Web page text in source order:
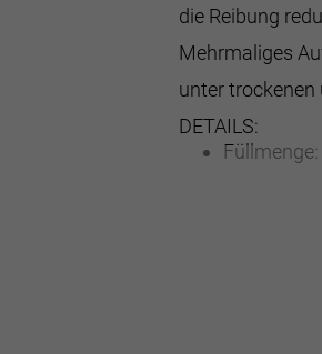
die Reibung
Mehrmaliges
unter trockenen
DETAILS: